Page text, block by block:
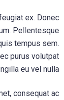
ex. Donec
Pellentesque
tempus sem.
purus volutpat
eu vel nulla.
consequat ac